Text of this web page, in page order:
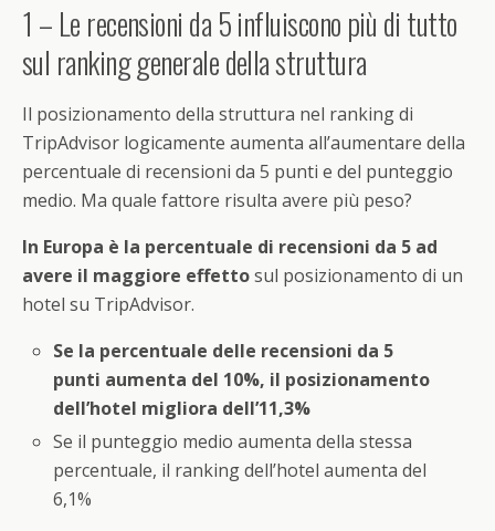
1 – Le recensioni da 5 influiscono più di tutto
sul ranking generale della struttura
Il posizionamento della struttura nel ranking di
TripAdvisor logicamente aumenta all’aumentare della
percentuale di recensioni da 5 punti e del punteggio
medio. Ma quale fattore risulta avere più peso?
In Europa è la percentuale di recensioni da 5 ad
avere il maggiore effettosul posizionamento di un
hotel su TripAdvisor.
Se la percentuale delle recensioni da 5
punti aumenta del 10%, il posizionamento
dell’hotel migliora dell’11,3%
Se il punteggio medio aumenta della stessa
percentuale, il ranking dell’hotel aumenta del
6,1%